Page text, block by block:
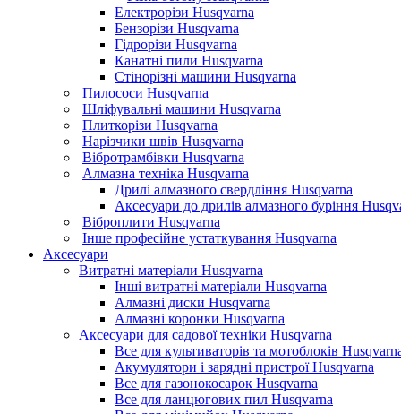
Електрорізи Husqvarna
Бензорізи Husqvarna
Гідрорізи Husqvarna
Канатні пили Husqvarna
Стінорізні машини Husqvarna
Пилососи Husqvarna
Шліфувальні машини Husqvarna
Плиткорізи Husqvarna
Нарізчики швів Husqvarna
Вібротрамбівки Husqvarna
Алмазна техніка Husqvarna
Дрилі алмазного свердління Husqvarna
Аксесуари до дрилів алмазного буріння
Віброплити Husqvarna
Інше професійне устаткування Husqvarna
Аксесуари
Витратні матеріали Husqvarna
Інші витратні матеріали Husqvarna
Алмазні диски Husqvarna
Алмазні коронки Husqvarna
Аксесуари для садової техніки Husqvarna
Все для культиваторів та мотоблоків
Акумулятори і зарядні пристрої Husqvarna
Все для газонокосарок Husqvarna
Все для ланцюгових пил Husqvarna